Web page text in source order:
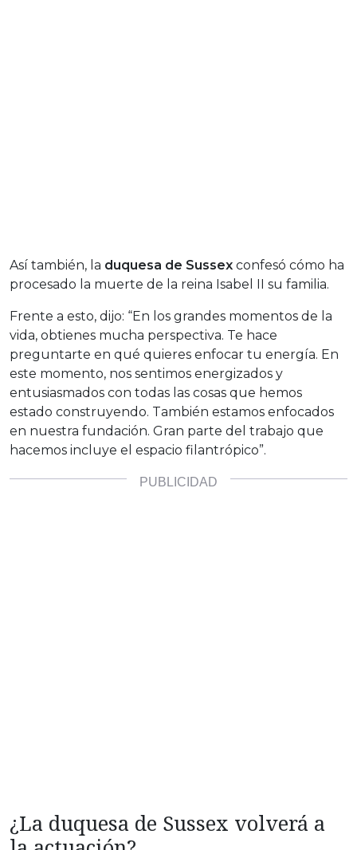
Así también, la duquesa de Sussex confesó cómo ha
procesado la muerte de la reina Isabel II su familia.
Frente a esto, dijo: “En los grandes momentos de la
vida, obtienes mucha perspectiva. Te hace
preguntarte en qué quieres enfocar tu energía. En
este momento, nos sentimos energizados y
entusiasmados con todas las cosas que hemos
estado construyendo. También estamos enfocados
en nuestra fundación. Gran parte del trabajo que
hacemos incluye el espacio filantrópico”.
¿La duquesa de Sussex volverá a